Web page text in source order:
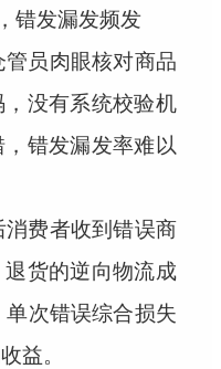
错发漏发频发
员肉眼核对商品
没有系统校验机
错发漏发率难以
费者收到错误商
货的逆向物流成
次错误综合损失
益。